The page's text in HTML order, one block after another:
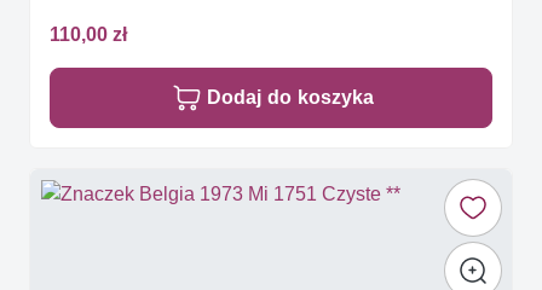
110,00 zł
Dodaj do koszyka